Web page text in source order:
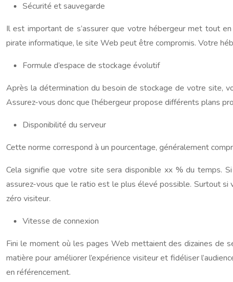
Sécurité et sauvegarde
Il est important de s’assurer que votre hébergeur met tout
pirate informatique, le site Web peut être compromis. Votre
Formule d’espace de stockage évolutif
Après la détermination du besoin de stockage de votre site,
Assurez-vous donc que l’hébergeur propose différents plans
Disponibilité du serveur
Cette norme correspond à un pourcentage, généralement
Cela signifie que votre site sera disponible xx % du temps.
assurez-vous que le ratio est le plus élevé possible. Surtout si
zéro visiteur.
Vitesse de connexion
Fini le moment où les pages Web mettaient des dizaines de
matière pour améliorer l’expérience visiteur et fidéliser
en référencement.